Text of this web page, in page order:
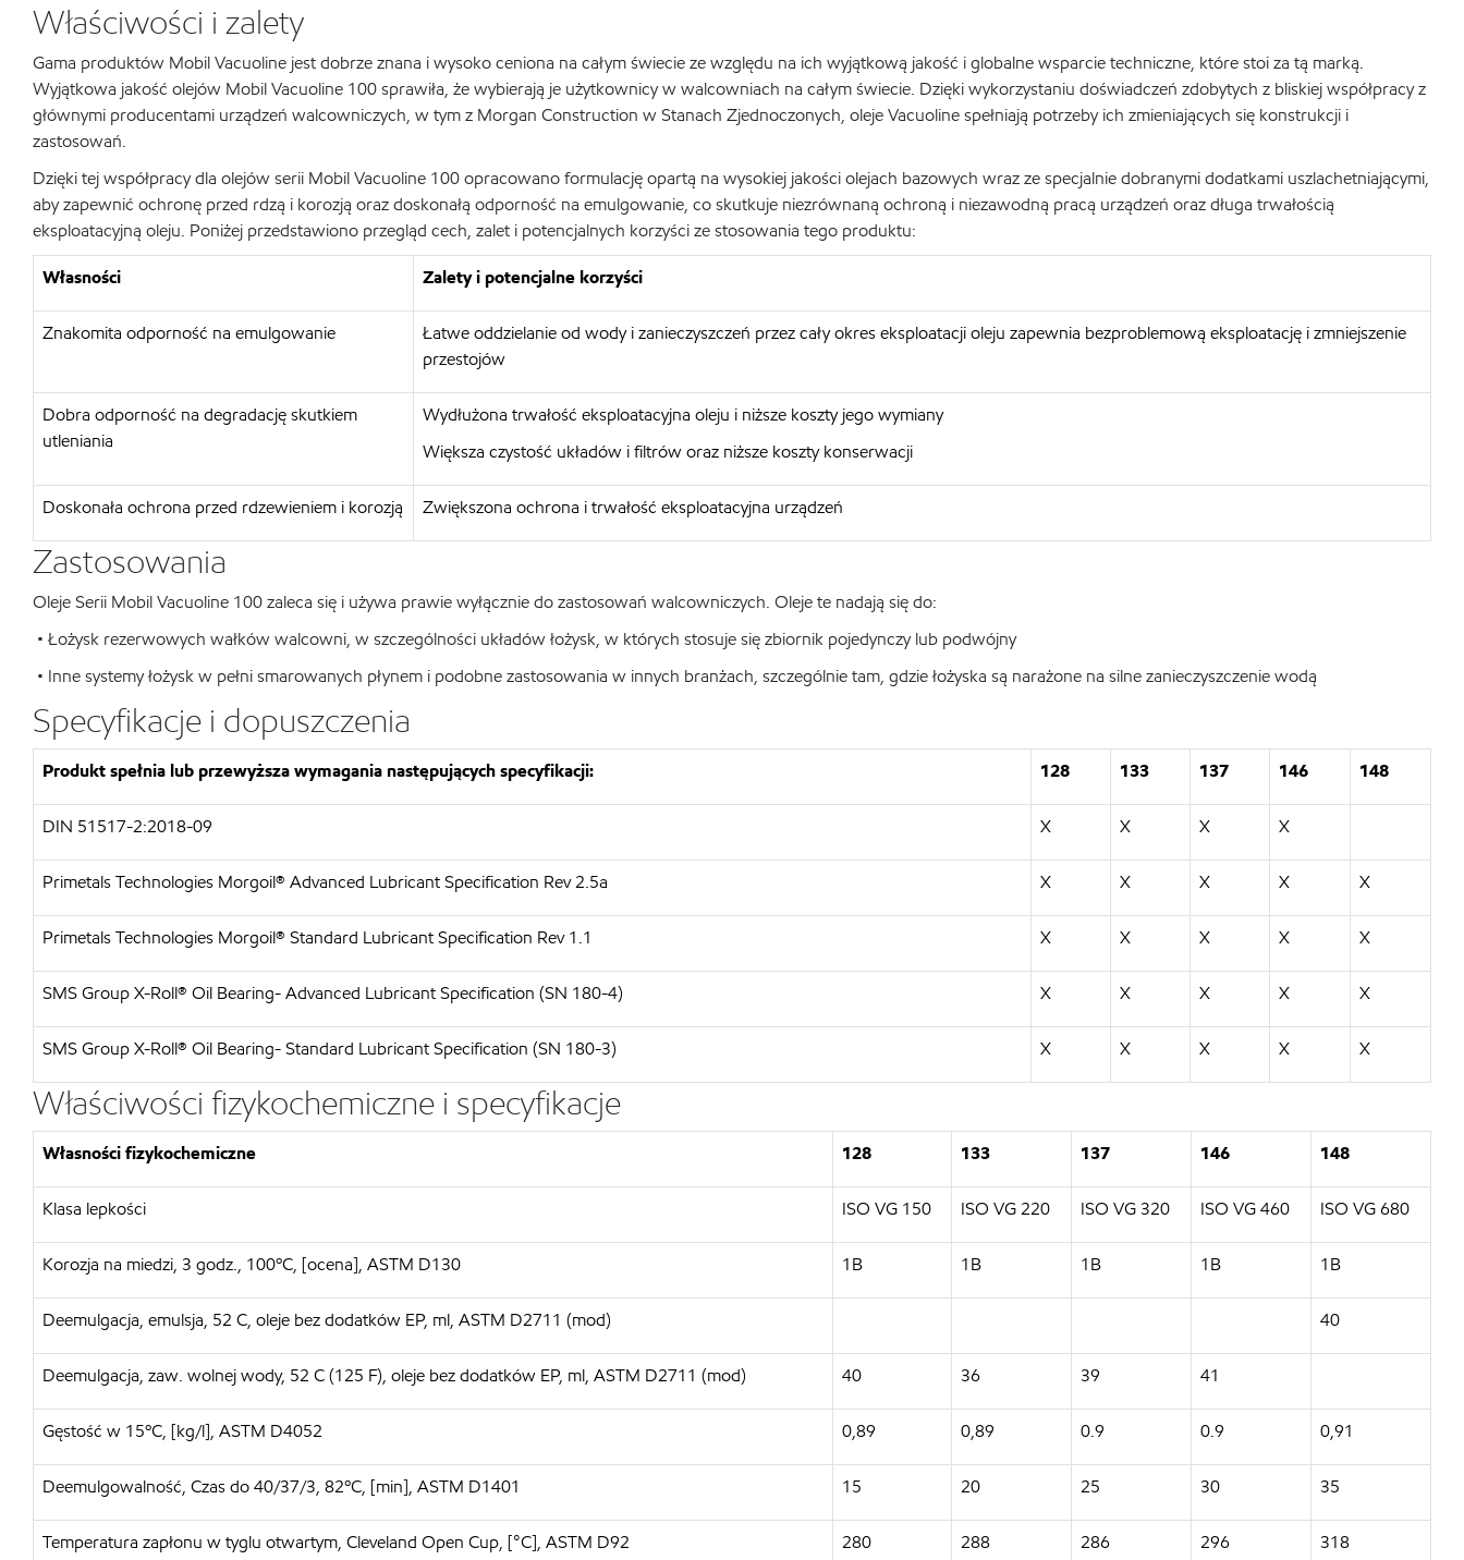
Właściwości i zalety
Gama produktów Mobil Vacuoline jest dobrze znana i wysoko ceniona na całym świecie ze względu na ich wyjątkową jakość i globalne wsparcie techniczne, które stoi za tą marką.
Wyjątkowa jakość olejów Mobil Vacuoline 100 sprawiła, że wybierają je użytkownicy w walcowniach na całym świecie. Dzięki wykorzystaniu doświadczeń zdobytych z bliskiej współpracy z
głównymi producentami urządzeń walcowniczych, w tym z Morgan Construction w Stanach Zjednoczonych, oleje Vacuoline spełniają potrzeby ich zmieniających się konstrukcji i
zastosowań.
Dzięki tej współpracy dla olejów serii Mobil Vacuoline 100 opracowano formulację opartą na wysokiej jakości olejach bazowych wraz ze specjalnie dobranymi dodatkami uszlachetniającymi,
aby zapewnić ochronę przed rdzą i korozją oraz doskonałą odporność na emulgowanie, co skutkuje niezrównaną ochroną i niezawodną pracą urządzeń oraz długa trwałością
eksploatacyjną oleju. Poniżej przedstawiono przegląd cech, zalet i potencjalnych korzyści ze stosowania tego produktu:
Własności Zalety i potencjalne korzyści
Znakomita odporność na emulgowanie
Łatwe oddzielanie od wody i zanieczyszczeń przez cały okres eksploatacji oleju zapewnia bezproblemową eksploatację i zmniejszenie
przestojów
Dobra odporność na degradację skutkiem
utleniania
Wydłużona trwałość eksploatacyjna oleju i niższe koszty jego wymiany
Większa czystość układów i filtrów oraz niższe koszty konserwacji
Doskonała ochrona przed rdzewieniem i korozją Zwiększona ochrona i trwałość eksploatacyjna urządzeń
Zastosowania
Oleje Serii Mobil Vacuoline 100 zaleca się i używa prawie wyłącznie do zastosowań walcowniczych. Oleje te nadają się do:
• Łożysk rezerwowych wałków walcowni, w szczególności układów łożysk, w których stosuje się zbiornik pojedynczy lub podwójny
• Inne systemy łożysk w pełni smarowanych płynem i podobne zastosowania w innych branżach, szczególnie tam, gdzie łożyska są narażone na silne zanieczyszczenie wodą
Specyfikacje i dopuszczenia
Produkt spełnia lub przewyższa wymagania następujących specyfikacji: 128 133 137 146 148
DIN 51517-2:2018-09 X X X X
Primetals Technologies Morgoil® Advanced Lubricant Specification Rev 2.5a X X X X X
Primetals Technologies Morgoil® Standard Lubricant Specification Rev 1.1 X X X X X
SMS Group X-Roll® Oil Bearing- Advanced Lubricant Specification (SN 180-4) X X X X X
SMS Group X-Roll® Oil Bearing- Standard Lubricant Specification (SN 180-3) X X X X X
Właściwości fizykochemiczne i specyfikacje
Własności fizykochemiczne 128 133 137 146 148
Klasa lepkości ISO VG 150 ISO VG 220 ISO VG 320 ISO VG 460 ISO VG 680
Korozja na miedzi, 3 godz., 100ºC, [ocena], ASTM D130 1B 1B 1B 1B 1B
Deemulgacja, emulsja, 52 C, oleje bez dodatków EP, ml, ASTM D2711 (mod) 40
Deemulgacja, zaw. wolnej wody, 52 C (125 F), oleje bez dodatków EP, ml, ASTM D2711 (mod) 40 36 39 41
Gęstość w 15ºC, [kg/l], ASTM D4052 0,89 0,89 0.9 0.9 0,91
Deemulgowalność, Czas do 40/37/3, 82ºC, [min], ASTM D1401 15 20 25 30 35
Temperatura zapłonu w tyglu otwartym, Cleveland Open Cup, [°C], ASTM D92 280 288 286 296 318